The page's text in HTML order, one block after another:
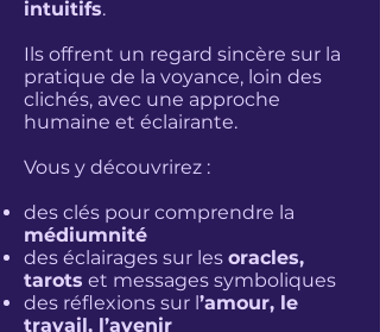
intuitifs.
Ils offrent un regard sincère sur la
pratique de la voyance, loin des
clichés, avec une approche
humaine et éclairante.
Vous y découvrirez :
des clés pour comprendre la
médiumnité
des éclairages sur les oracles,
tarots et messages symboliques
des réflexions sur l’amour, le
travail, l’avenir